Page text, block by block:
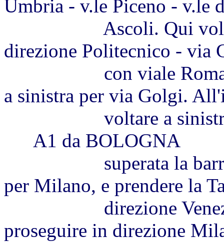
Umbria - v.le Piceno - v.le
Ascoli. Qui voltare
direzione Politecnico - via
con viale Romagna
a sinistra per via Golgi.
voltare a sinistra
A1 da BOLOGNA
superata la barriera
per Milano, e prendere la
direzione Venezia.
proseguire in direzione